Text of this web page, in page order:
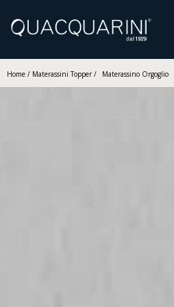
Home / Materassini Topper/ Materassino Orgoglio